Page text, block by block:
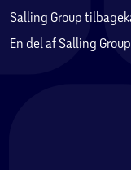
Salling Group
En del af Salling